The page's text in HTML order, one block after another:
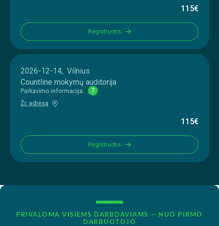
115€
Registruotis
2026-12-14, Vilnius
Countline mokymų auditorija
Parkavimo informacija:
?
Žr. adresą
115€
Registruotis
PRIVALOMA VISIEMS DARBDAVIAMS — NUO PIRMO
DARBUOTOJO